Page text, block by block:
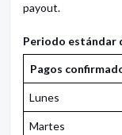
payout.
Periodo estándar
Pagos
Lunes
Martes